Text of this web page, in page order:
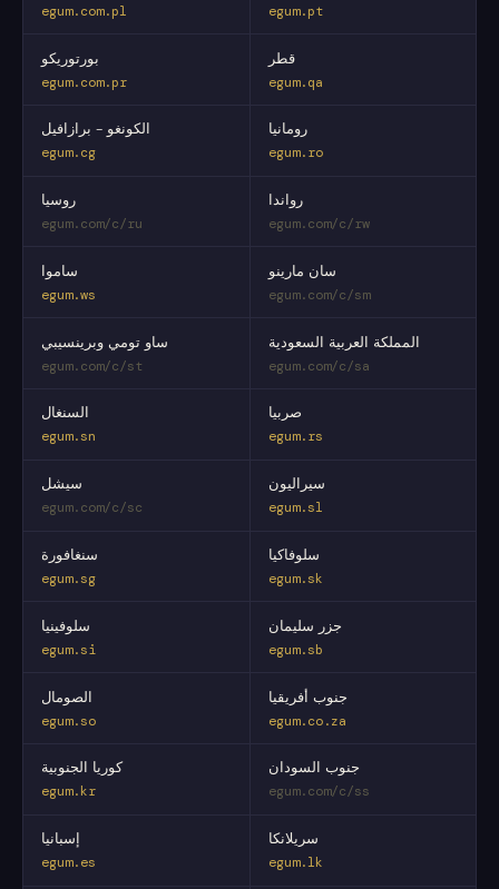
egum.com.pl egum.pt
بورتوريكو
egum.com.pr
قطر
egum.qa
الكونغو - برازافيل
egum.cg
رومانيا
egum.ro
روسيا
egum.com/c/ru
رواندا
egum.com/c/rw
ساموا
egum.ws
سان مارينو
egum.com/c/sm
ساو تومي وبرينسيبي
egum.com/c/st
المملكة العربية السعودية
egum.com/c/sa
السنغال
egum.sn
صربيا
egum.rs
سيشل
egum.com/c/sc
سيراليون
egum.sl
سنغافورة
egum.sg
سلوفاكيا
egum.sk
سلوفينيا
egum.si
جزر سليمان
egum.sb
الصومال
egum.so
جنوب أفريقيا
egum.co.za
كوريا الجنوبية
egum.kr
جنوب السودان
egum.com/c/ss
إسبانيا
egum.es
سريلانكا
egum.lk